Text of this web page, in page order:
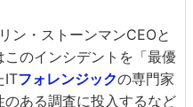
ン・ストーンマンCEOと
のインシデントを「最優
ITフォレンジックの専門家
ある調査に投入するなど